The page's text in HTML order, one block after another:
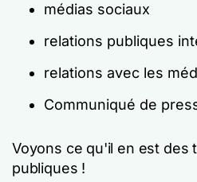
médias sociaux
relations publiques
relations avec les
Communiqué de
Voyons ce qu'il en est des
publiques !